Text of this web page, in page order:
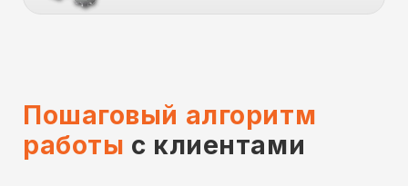
Пошаговый алгоритм
работы с клиентами